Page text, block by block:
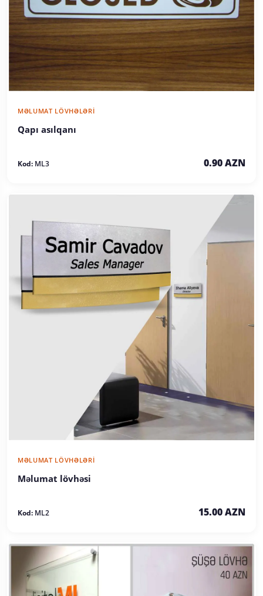
MƏLUMAT LÖVHƏLƏRI
Qapı asılqanı
Kod: ML3 0.90 AZN
MƏLUMAT LÖVHƏLƏRI
Məlumat lövhəsi
Kod: ML2 15.00 AZN